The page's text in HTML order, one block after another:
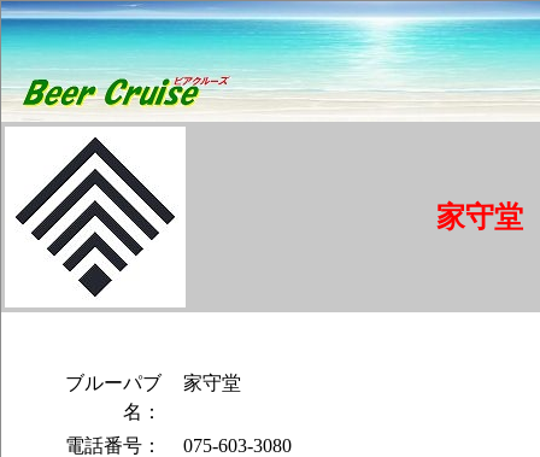
家守堂
ブルーパブ
名：
家守堂
電話番号：
075-603-3080